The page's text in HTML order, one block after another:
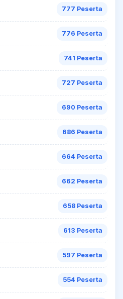
777 Peserta
776 Peserta
741 Peserta
727 Peserta
690 Peserta
686 Peserta
664 Peserta
662 Peserta
658 Peserta
613 Peserta
597 Peserta
554 Peserta